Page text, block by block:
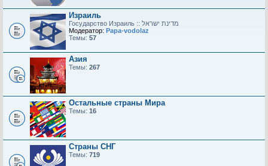
Израиль
Модератор: Papa-vodolaz
Темы: 57
Азия
Темы: 267
Остальные страны Мира
Темы: 16
Страны СНГ
Темы: 719